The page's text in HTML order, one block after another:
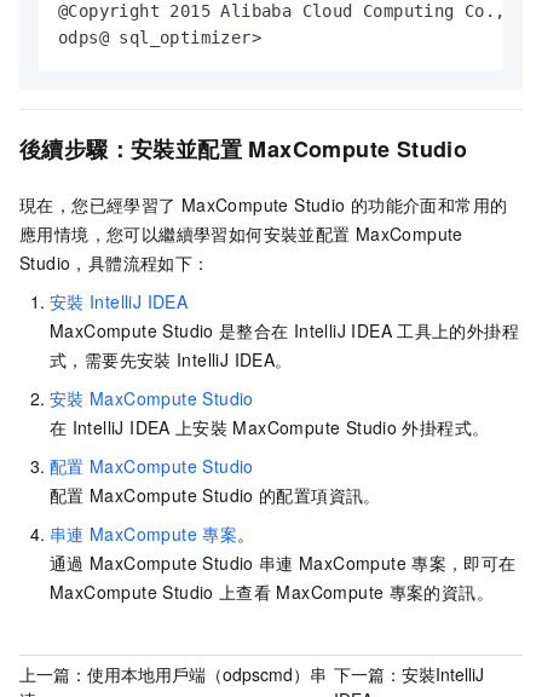
@Copyright 2015 Alibaba Cloud Computing
odps@ sql_optimizer>
後續步驟：安裝並配置 MaxCompute Studio
現在，您已經學習了 MaxCompute Studio 的功能介面和常用的
應用情境，您可以繼續學習如何安裝並配置 MaxCompute
Studio，具體流程如下：
安裝 IntelliJ IDEA
MaxCompute Studio 是整合在 IntelliJ IDEA 工具上的外掛程
式，需要先安裝 IntelliJ IDEA。
安裝 MaxCompute Studio
在 IntelliJ IDEA 上安裝 MaxCompute Studio 外掛程式。
配置 MaxCompute Studio
配置 MaxCompute Studio 的配置項資訊。
串連 MaxCompute 專案。
通過 MaxCompute Studio 串連 MaxCompute 專案，即可在
MaxCompute Studio 上查看 MaxCompute 專案的資訊。
上一篇： 使用本地用戶端（odpscmd）串 下一篇：安裝IntelliJ